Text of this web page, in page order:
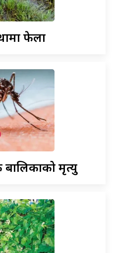
फेला
मृत्यु